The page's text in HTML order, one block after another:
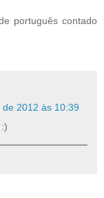
português contado
2012 às 10:39